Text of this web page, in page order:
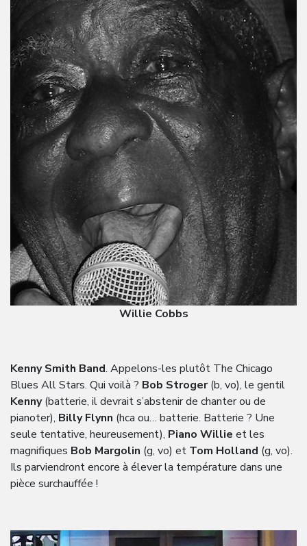
Willie Cobbs
Kenny Smith Band. Appelons-les plutôt The Chicago
Blues All Stars. Qui voilà ? Bob Stroger(b, vo), le gentil
Kenny(batterie, il devrait s’abstenir de chanter ou de
pianoter), Billy Flynn (hca ou… batterie. Batterie ? Une
seule tentative, heureusement), Piano Willie et les
magnifiques Bob Margolin (g, vo) et Tom Holland (g, vo).
Ils parviendront encore à élever la température dans une
pièce surchauffée !